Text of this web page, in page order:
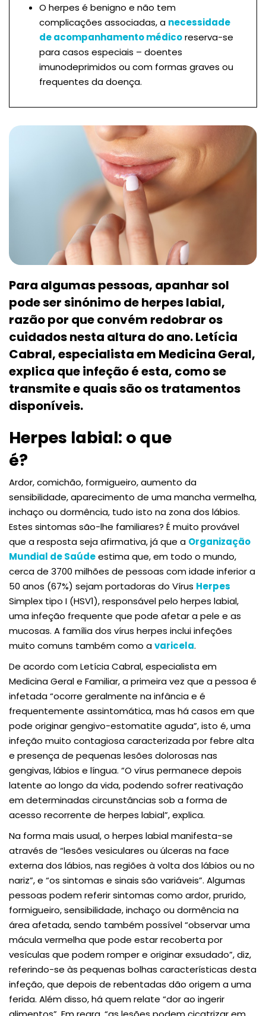
O herpes é benigno e não tem
complicações associadas, a necessidade
de acompanhamento médicoreserva-se
para casos especiais – doentes
imunodeprimidos ou com formas graves ou
frequentes da doença.
Para algumas pessoas, apanhar sol
pode ser sinónimo de herpes labial,
razão por que convém redobrar os
cuidados nesta altura do ano. Letícia
Cabral, especialista em Medicina Geral,
explica que infeção é esta, como se
transmite e quais são os tratamentos
disponíveis.
Herpes labial: o que
é?
Ardor, comichão, formigueiro, aumento da
sensibilidade, aparecimento de uma mancha vermelha,
inchaço ou dormência, tudo isto na zona dos lábios.
Estes sintomas são-lhe familiares? É muito provável
que a resposta seja afirmativa, já que a Organização
Mundial de Saúdeestima que, em todo o mundo,
cerca de 3700 milhões de pessoas com idade inferior a
50 anos (67%) sejam portadoras do Vírus Herpes
Simplex tipo I (HSV1), responsável pelo herpes labial,
uma infeção frequente que pode afetar a pele e as
mucosas. A família dos vírus herpes inclui infeções
muito comuns também como avaricela.
De acordo com Letícia Cabral, especialista em
Medicina Geral e Familiar, a primeira vez que a pessoa é
infetada “ocorre geralmente na infância e é
frequentemente assintomática, mas há casos em que
pode originar gengivo-estomatite aguda”, isto é, uma
infeção muito contagiosa caracterizada por febre alta
e presença de pequenas lesões dolorosas nas
gengivas, lábios e língua. “O vírus permanece depois
latente ao longo da vida, podendo sofrer reativação
em determinadas circunstâncias sob a forma de
acesso recorrente de herpes labial”, explica.
Na forma mais usual, o herpes labial manifesta-se
através de “lesões vesiculares ou úlceras na face
externa dos lábios, nas regiões à volta dos lábios ou no
nariz”, e “os sintomas e sinais são variáveis”. Algumas
pessoas podem referir sintomas como ardor, prurido,
formigueiro, sensibilidade, inchaço ou dormência na
área afetada, sendo também possível “observar uma
mácula vermelha que pode estar recoberta por
vesículas que podem romper e originar exsudado”, diz,
referindo-se às pequenas bolhas características desta
infeção, que depois de rebentadas dão origem a uma
ferida. Além disso, há quem relate “dor ao ingerir